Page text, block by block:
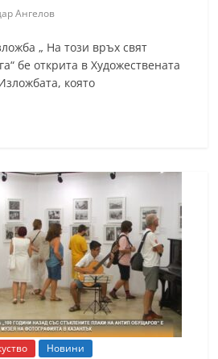
Ангелов
„ На този връх свят
бе открита в Художествената
която
Новини